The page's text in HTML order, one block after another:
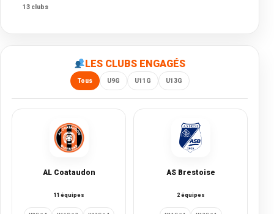
13 clubs
LES CLUBS ENGAGÉS
Tous U9G U11G U13G
AL Coataudon
11 équipes
AS Brestoise
2 équipes